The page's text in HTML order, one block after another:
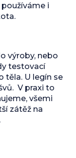
i
výroby, nebo
testovací
těla. U legín se
V praxi to
všemi
zátěž na